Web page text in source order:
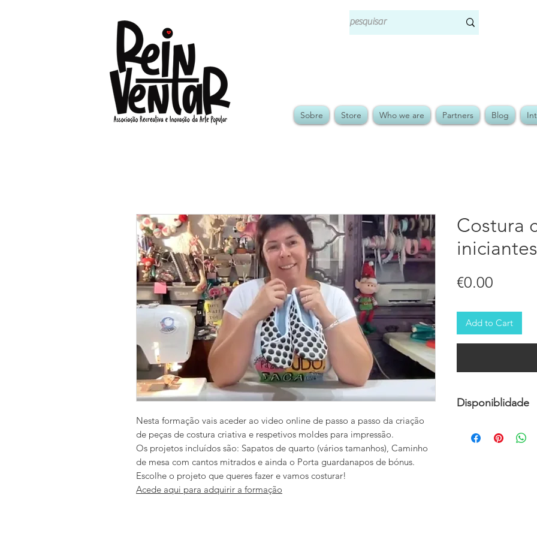
Sobre Store Who we are Partners Blog
Nesta formação vais aceder ao video online de passo a passo da criação
de peças de costura criativa e respetivos moldes para impressão.
Os projetos incluídos são: Sapatos de quarto (vários tamanhos), Caminho
de mesa com cantos mitrados e ainda o Porta guardanapos de bónus.
Escolhe o projeto que queres fazer e vamos costurar!
Acede aqui para adquirir a formação
Costura
iniciantes
€0.00
Add to Cart
Disponiblidade